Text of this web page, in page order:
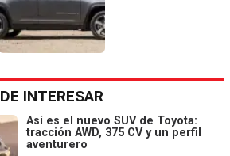
INTERESAR
Así es el nuevo SUV de Toyota:
tracción AWD, 375 CV y un perfil
aventurero